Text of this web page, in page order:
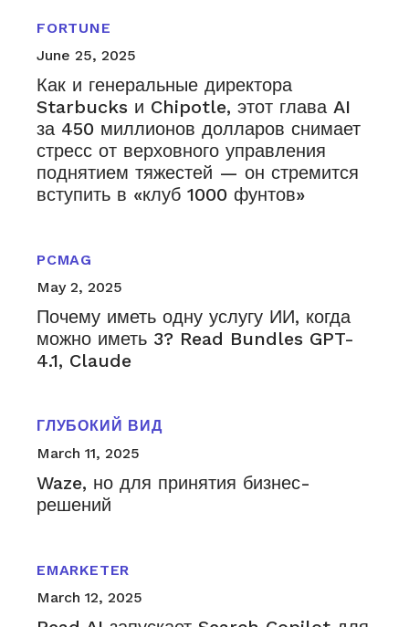
FORTUNE
June 25, 2025
Как и генеральные директора
Starbucks и Chipotle, этот глава AI
за 450 миллионов долларов снимает
стресс от верховного управления
поднятием тяжестей — он стремится
вступить в «клуб 1000 фунтов»
PCMAG
May 2, 2025
Почему иметь одну услугу ИИ, когда
можно иметь 3? Read Bundles GPT-
4.1, Claude
ГЛУБОКИЙ ВИД
March 11, 2025
Waze, но для принятия бизнес-
решений
EMARKETER
March 12, 2025